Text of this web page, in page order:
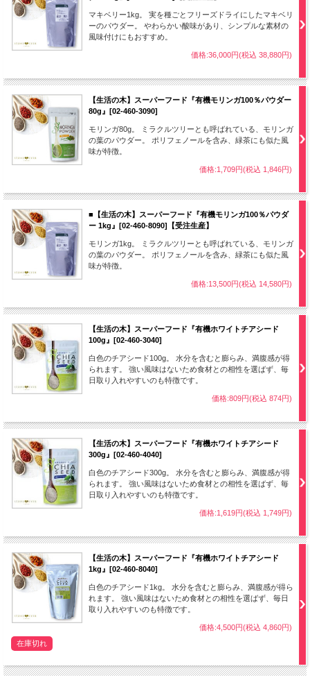
マキベリー1kg。 実を種ごとフリーズドライにしたマキベリ
ーのパウダー。 やわらかい酸味があり、シンプルな素材の
風味付けにもおすすめ。
価格:36,000円(税込 38,880円)
【生活の木】スーパーフード『有機モリンガ100％パウダー
80g』[02-460-3090]
モリンガ80g。 ミラクルツリーとも呼ばれている、モリンガ
の葉のパウダー。 ポリフェノールを含み、緑茶にも似た風
味が特徴。
価格:1,709円(税込 1,846円)
■【生活の木】スーパーフード『有機モリンガ100％パウダ
ー 1kg』[02-460-8090]【受注生産】
モリンガ1kg。 ミラクルツリーとも呼ばれている、モリンガ
の葉のパウダー。 ポリフェノールを含み、緑茶にも似た風
味が特徴。
価格:13,500円(税込 14,580円)
【生活の木】スーパーフード『有機ホワイトチアシード
100g』[02-460-3040]
白色のチアシード100g。 水分を含むと膨らみ、満腹感が得
られます。 強い風味はないため食材との相性を選ばず、毎
日取り入れやすいのも特徴です。
価格:809円(税込 874円)
【生活の木】スーパーフード『有機ホワイトチアシード
300g』[02-460-4040]
白色のチアシード300g。 水分を含むと膨らみ、満腹感が得
られます。 強い風味はないため食材との相性を選ばず、毎
日取り入れやすいのも特徴です。
価格:1,619円(税込 1,749円)
【生活の木】スーパーフード『有機ホワイトチアシード
1kg』[02-460-8040]
白色のチアシード1kg。 水分を含むと膨らみ、満腹感が得ら
れます。 強い風味はないため食材との相性を選ばず、毎日
取り入れやすいのも特徴です。
価格:4,500円(税込 4,860円)
在庫切れ